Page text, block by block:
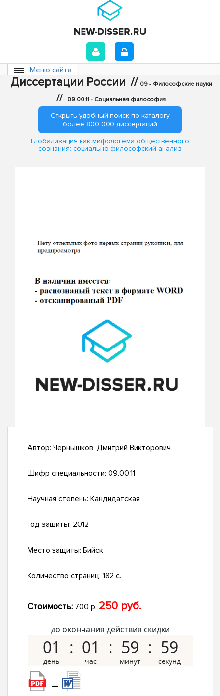
Меню сайта
Диссертации России // 09 - Философские науки
// 09.00.11 - Социальная философия
Открыть удобный поиск по каталогу
более 800 000 диссертаций
Глобализация как мифологема общественного
сознания: социально-философский анализ
Автор: Чернышков, Дмитрий Викторович
Шифр специальности: 09.00.11
Научная степень: Кандидатская
Год защиты: 2012
Место защиты: Бийск
Количество страниц: 182 с.
Стоимость: 700 р.250 руб.
до окончания действия скидки
01 01 59 58
+